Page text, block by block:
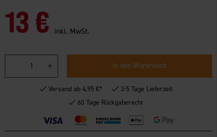
13 € inkl. MwSt.
In den Warenkorb
Versand ab 4,95 €*
3-5 Tage Lieferzeit
60 Tage Rückgaberecht